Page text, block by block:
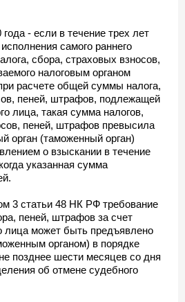
- если в течение трех лет
самого раннего
сбора, страховых взносов,
налоговым органом
расчете общей суммы налога,
пеней, штрафов, подлежащей
лица, такая сумма налогов,
пеней, штрафов превысила
орган (таможенный орган)
о взыскании в течение
указанная сумма
3 статьи 48 НК РФ требование
пеней, штрафов за счет
лица может быть предъявлено
органом) в порядке
позднее шести месяцев со дня
об отмене судебного